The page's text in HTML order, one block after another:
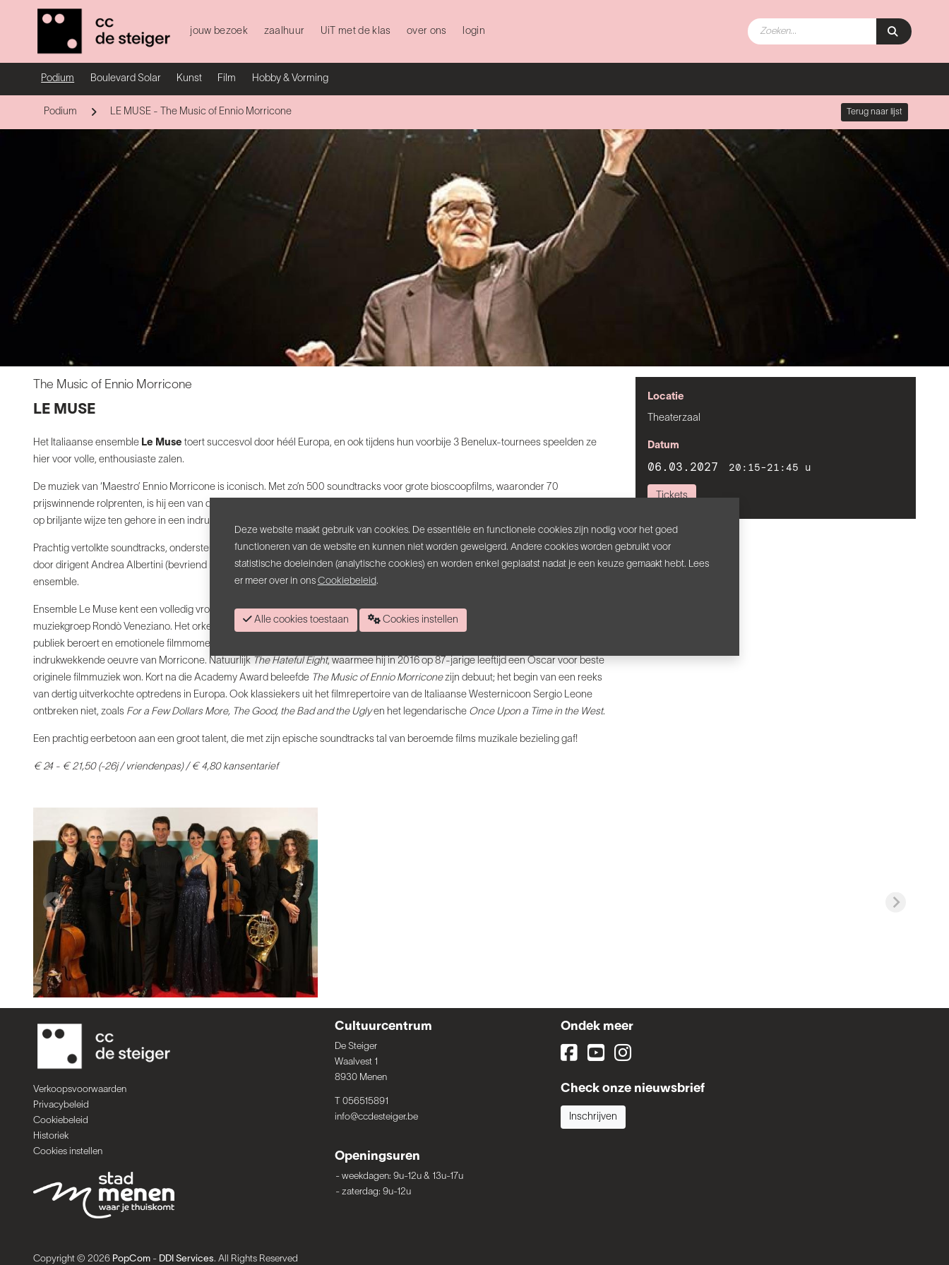
jouw bezoek zaalhuur UiT met de klas over ons login
Podium Boulevard Solar Kunst Film Hobby & Vorming
Podium LE MUSE - The Music of Ennio Morricone Terug naar lijst
The Music of Ennio Morricone
LE MUSE
Het Italiaanse ensemble Le Muse toert succesvol door héél Europa, en ook tijdens hun voorbije 3 Benelux-tournees speelden ze
hier voor volle, enthousiaste zalen.
De muziek van ‘Maestro’ Ennio Morricone is iconisch. Met zo’n 500 soundtracks voor grote bioscoopfilms, waaronder 70
prijswinnende rolprenten, is hij een van de meest invloedrijke musici van onze tijd. Die muzikale schat brengt het Ensemble Le Muse
op briljante wijze ten gehore in een indrukwekkende hommage aan de Italiaanse muzieklegende.
Prachtig vertolkte soundtracks, ondersteund met filmbeelden en foto’s, en verrijkt met anekdotes en historische/biografische feiten
door dirigent Andrea Albertini (bevriend met Ennio!), creëren een magische sfeer tijdens de optredens van dit bijzondere Italiaanse
ensemble.
Ensemble Le Muse kent een volledig vrouwelijke orkestbezetting van instrumentalisten die hun sporen verdienden bij de beroemde
muziekgroep Rondò Veneziano. Het orkest wordt bijgestaan door vocaliste Angelica Depaoli, die met haar stem de zielen van het
publiek beroert en emotionele filmmomenten op het netvlies tovert. Op het programma staan tal van beroemde soundtracks uit het
indrukwekkende oeuvre van Morricone. Natuurlijk The Hateful Eight, waarmee hij in 2016 op 87-jarige leeftijd een Oscar voor beste
originele filmmuziek won. Kort na die Academy Award beleefde The Music of Ennio Morriconezijn debuut; het begin van een reeks
van dertig uitverkochte optredens in Europa. Ook klassiekers uit het filmrepertoire van de Italiaanse Westernicoon Sergio Leone
ontbreken niet, zoals For a Few Dollars More, The Good, the Bad and the Uglyen het legendarische Once Upon a Time in the West.
Een prachtig eerbetoon aan een groot talent, die met zijn epische soundtracks tal van beroemde films muzikale bezieling gaf!
€ 24 - € 21,50 (-26j / vriendenpas)/ € 4,80 kansentarief
Locatie
Theaterzaal
Datum
06.03.2027 20:15-21:45 u
Tickets
Verkoopsvoorwaarden
Privacybeleid
Cookiebeleid
Historiek
Cookies instellen
Cultuurcentrum
De Steiger
Waalvest 1
8930 Menen
T 056515891
info@ccdesteiger.be
Openingsuren
-weekdagen: 9u-12u & 13u-17u
-zaterdag: 9u-12u
Ondek meer
Check onze nieuwsbrief
Inschrijven
Copyright © 2026 PopCom - DDI Services. All Rights Reserved
Deze website maakt gebruik van cookies. De essentiële en functionele cookies zijn nodig voor het goed
functioneren van de website en kunnen niet worden geweigerd. Andere cookies worden gebruikt voor
statistische doeleinden (analytische cookies) en worden enkel geplaatst nadat je een keuze gemaakt hebt. Lees
er meer over in ons Cookiebeleid.
Alle cookies toestaan Cookies instellen